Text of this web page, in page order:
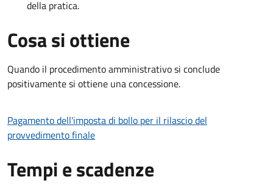
della pratica.
Cosa si ottiene
Quando il procedimento amministrativo si conclude
positivamente si ottiene una concessione.
Pagamento dell'imposta di bollo per il rilascio del
provvedimento finale
Tempi e scadenze